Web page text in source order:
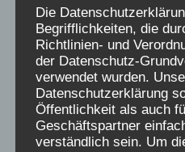
Die auf dieser Seite
Erinnerungs-Berichte
Webseite der „Initiative
freigeben und nur für
Wer daraus ohne
Genehmigung der
Die
Begrifflichkeiten, die
Richtlinien- und
der Datenschutz-
verwendet wurden.
Datenschutzerklärung
Öffentlichkeit als auch
Geschäftspartner
verständlich sein. Um